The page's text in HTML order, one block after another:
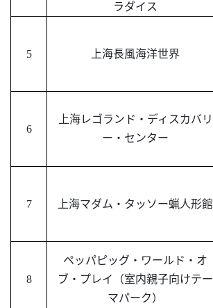
ラダイス
5 上海長風海洋世界
6
上海レゴランド・ディスカバリ
ー・センター
7 上海マダム・タッソー蝋人形館
8
ペッパピッグ・ワールド・オ
ブ・プレイ（室内親子向けテー
マパーク）